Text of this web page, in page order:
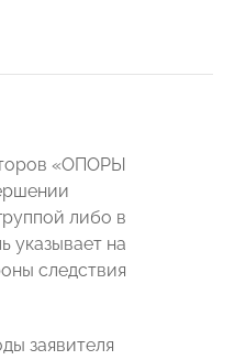
«ОПОРЫ
либо в
указывает на
следствия
заявителя